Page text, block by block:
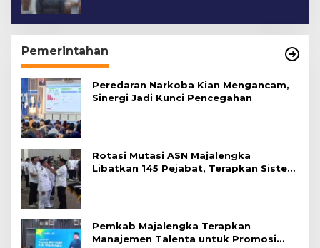
Pemerintahan
Peredaran Narkoba Kian Mengancam,
Sinergi Jadi Kunci Pencegahan
Rotasi Mutasi ASN Majalengka
Libatkan 145 Pejabat, Terapkan Sistem
Pemkab Majalengka Terapkan
Manajemen Talenta untuk Promosi